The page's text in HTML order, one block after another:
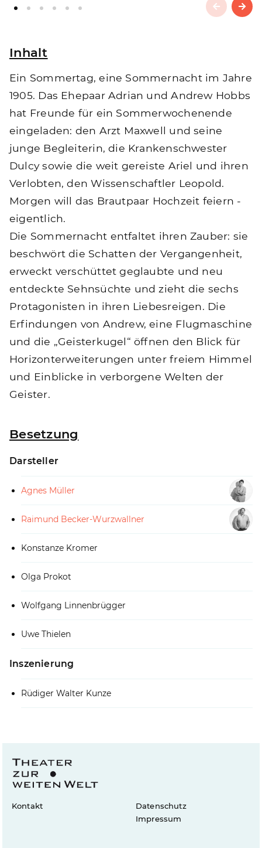
Inhalt
Ein Sommertag, eine Sommernacht im Jahre
1905. Das Ehepaar Adrian und Andrew Hobbs
hat Freunde für ein Sommerwochenende
eingeladen: den Arzt Maxwell und seine
junge Begleiterin, die Krankenschwester
Dulcy sowie die weit gereiste Ariel und ihren
Verlobten, den Wissenschaftler Leopold.
Morgen will das Brautpaar Hochzeit feiern -
eigentlich.
Die Sommernacht entfaltet ihren Zauber: sie
beschwört die Schatten der Vergangenheit,
erweckt verschüttet geglaubte und neu
entdeckte Sehnsüchte und zieht die sechs
Protagonisten in ihren Liebesreigen. Die
Erfindungen von Andrew, eine Flugmaschine
und die „Geisterkugel“ öffnen den Blick für
Horizonterweiterungen unter freiem Himmel
und Einblicke in verborgene Welten der
Geister.
Besetzung
Darsteller
Agnes Müller
Raimund Becker-Wurzwallner
Konstanze Kromer
Olga Prokot
Wolfgang Linnenbrügger
Uwe Thielen
Inszenierung
Rüdiger Walter Kunze
Kontakt
Datenschutz
Impressum